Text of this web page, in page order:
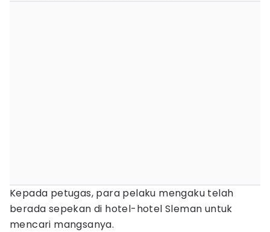
Kepada petugas, para pelaku mengaku telah
berada sepekan di hotel-hotel Sleman untuk
mencari mangsanya.